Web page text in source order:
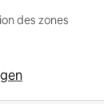
des zones